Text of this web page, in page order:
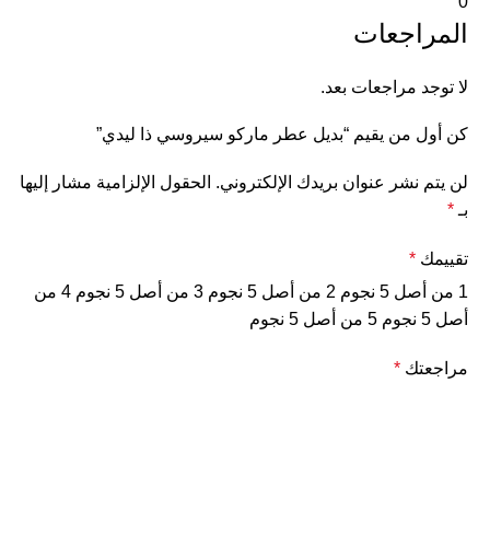
المراجعات
لا توجد مراجعات بعد.
كن أول من يقيم “بديل عطر ماركو سيروسي ذا ليدي”
لن يتم نشر عنوان بريدك الإلكتروني. الحقول الإلزامية مشار إليها
بـ *
تقييمك *
1 من أصل 5 نجوم
2 من أصل 5 نجوم 3 من أصل 5 نجوم
4 من
أصل 5 نجوم
5 من أصل 5 نجوم
مراجعتك *